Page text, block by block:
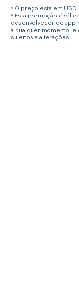
* O preço está em USD.
* Esta promoção é
desenvolvedor do app
a qualquer momento,
sujeitos a alterações.